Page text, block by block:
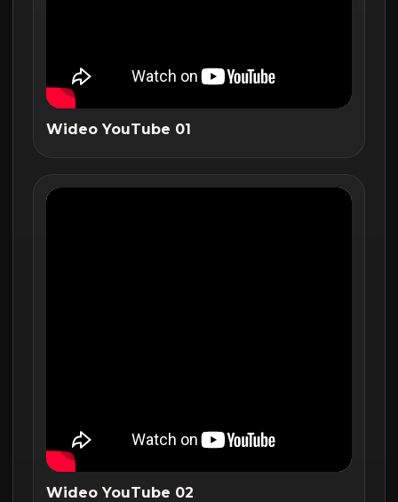
Wideo YouTube 01
Wideo YouTube 02